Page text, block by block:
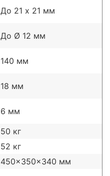
До 21 х 21 мм
До Ø 12 мм
140 мм
18 мм
6 мм
50 кг
52 кг
450x350x340 мм